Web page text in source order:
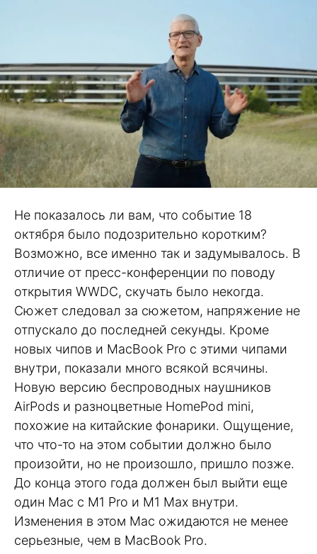
Не показалось ли вам, что событие 18
октября было подозрительно коротким?
Возможно, все именно так и задумывалось. В
отличие от пресс-конференции по поводу
открытия WWDC, скучать было некогда.
Сюжет следовал за сюжетом, напряжение не
отпускало до последней секунды. Кроме
новых чипов и MacBook Pro с этими чипами
внутри, показали много всякой всячины.
Новую версию беспроводных наушников
AirPods и разноцветные HomePod mini,
похожие на китайские фонарики. Ощущение,
что что-то на этом событии должно было
произойти, но не произошло, пришло позже.
До конца этого года должен был выйти еще
один Mac с M1 Pro и M1 Max внутри.
Изменения в этом Mac ожидаются не менее
серьезные, чем в MacBook Pro.